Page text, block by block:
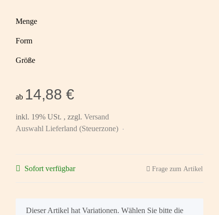
Menge
Form
Größe
ab 14,88 €
inkl. 19% USt. , zzgl. Versand
Auswahl Lieferland (Steuerzone)
Sofort verfügbar Frage zum Artikel
x
Dieser Artikel hat Variationen. Wählen Sie bitte die